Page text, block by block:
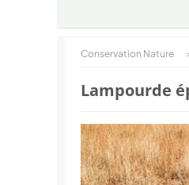
Conservation Nature
Lampourde